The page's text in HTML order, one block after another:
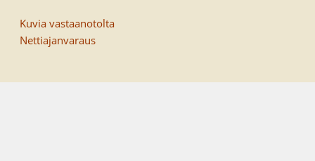
Kuvia vastaanotolta
Nettiajanvaraus